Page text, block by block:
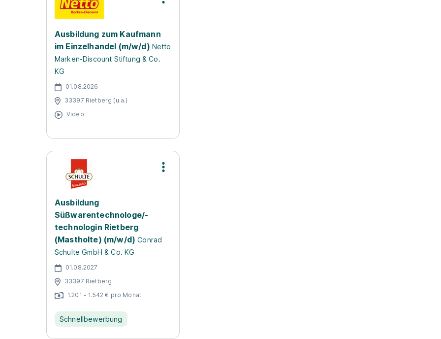
Ausbildung zum Kaufmann
im Einzelhandel (m/w/d) Netto
Marken-Discount Stiftung & Co.
KG
01.08.2026
33397 Rietberg (u.a.)
Video
Ausbildung
Süßwarentechnologe/-
technologin Rietberg
(Mastholte) (m/w/d) Conrad
Schulte GmbH & Co. KG
01.08.2027
33397 Rietberg
1.201 - 1.542 € pro Monat
Schnellbewerbung